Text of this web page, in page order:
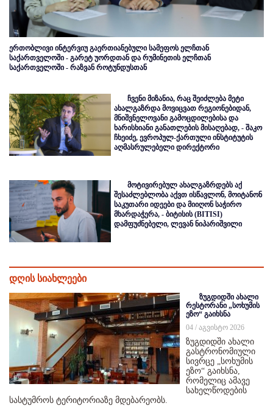
ერთობლივი ინტერვიუ გაერთიანებული სამეფოს ელჩთან
საქართველოში - გარეტ უორდთან და რუმინეთის ელჩთან
საქართველოში - რაზვან როტუნდუსთან
ჩვენი მიზანია, რაც შეიძლება მეტი
ახალგაზრდა მოვიცვათ რეგიონებიდან,
მნიშვნელოვანი გამოცდილებისა და
ხარისხიანი განათლების მისაღებად, - შაკო
ჩხეიძე, ევროპულ-ქართული ინსტიტუტის
აღმასრულებელი დირექტორი
მოტივირებულ ახალგაზრდებს აქ
შესაძლებლობა აქვთ ისწავლონ, მოიტანონ
საკუთარი იდეები და მიიღონ საჭირო
მხარდაჭერა, - ბიტისის (BITISI)
დამფუძნებელი, ლევან ნიპარიშვილი
დღის სიახლეები
ზუგდიდში ახალი
რესტორანი „სოხუმის
ეზო“ გაიხსნა
04 / აგვისტო 2026
ზუგდიდში ახალი
გასტრონომიული
სივრცე „სოხუმის
ეზო“ გაიხსნა,
რომელიც ამავე
სახელწოდების
სასტუმროს ტერიტორიაზე მდებარეობს.